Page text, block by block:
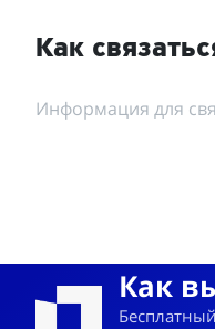
Как
Информация для
Как